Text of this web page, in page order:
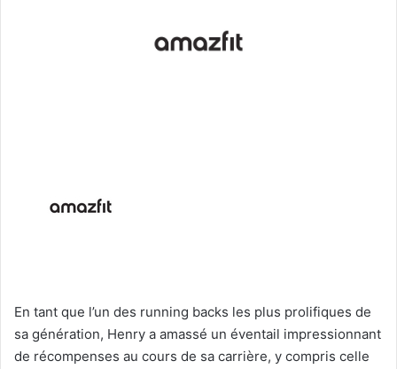
En tant que l’un des running backs les plus prolifiques de
sa génération, Henry a amassé un éventail impressionnant
de récompenses au cours de sa carrière, y compris celle